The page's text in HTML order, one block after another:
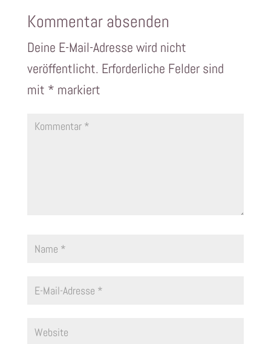
Kommentar absenden
Deine E-Mail-Adresse wird nicht
veröffentlicht. Erforderliche Felder sind
mit * markiert